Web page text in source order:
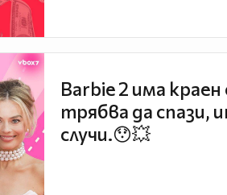
Barbie 2 има
трябва да спази,
случи.😯💥